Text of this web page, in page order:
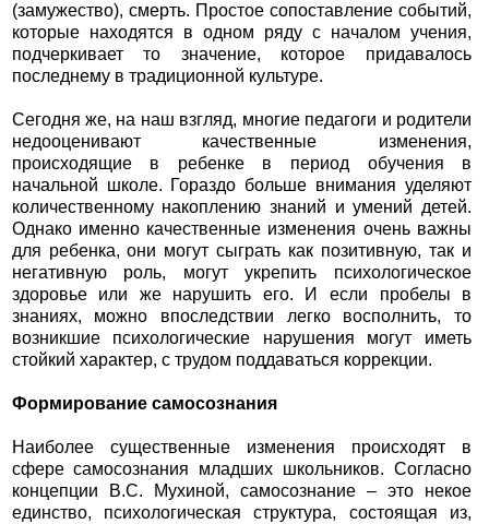
(замужество), смерть. Простое сопоставление событий,
которые находятся в одном ряду с началом учения,
подчеркивает то значение, которое придавалось
последнему в традиционной культуре.
Сегодня же, на наш взгляд, многие педагоги и родители
недооценивают качественные изменения,
происходящие в ребенке в период обучения в
начальной школе. Гораздо больше внимания уделяют
количественному накоплению знаний и умений детей.
Однако именно качественные изменения очень важны
для ребенка, они могут сыграть как позитивную, так и
негативную роль, могут укрепить психологическое
здоровье или же нарушить его. И если пробелы в
знаниях, можно впоследствии легко восполнить, то
возникшие психологические нарушения могут иметь
стойкий характер, с трудом поддаваться коррекции.
Формирование самосознания
Наиболее существенные изменения происходят в
сфере самосознания младших школьников. Согласно
концепции В.С. Мухиной, самосознание – это некое
единство, психологическая структура, состоящая из,